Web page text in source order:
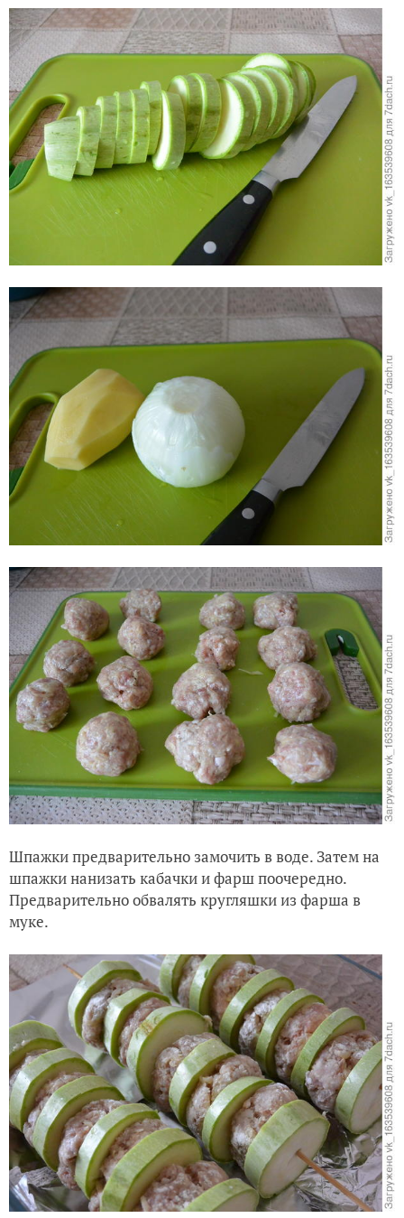
Шпажки предварительно замочить в воде. Затем на
шпажки нанизать кабачки и фарш поочередно.
Предварительно обвалять кругляшки из фарша в
муке.